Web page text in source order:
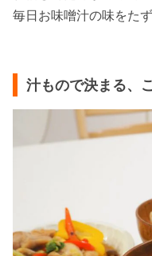
毎日お味噌汁の味をた
汁もので決まる、